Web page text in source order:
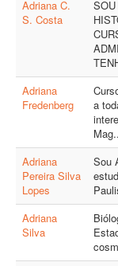
Adriana C.
S. Costa
Adriana
Fredenberg
a
Adriana
Pereira Silva
Lopes
Sou
Adriana
Silva